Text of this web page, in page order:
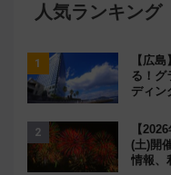
人気ランキング
【広
る！グ
ディン
【
(土)開
情報、